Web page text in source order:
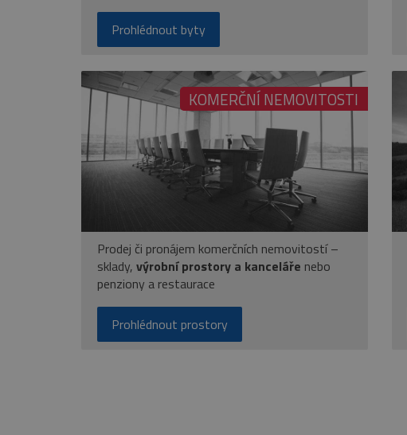
Prohlédnout byty
KOMERČNÍ NEMOVITOSTI
Prodej či pronájem komerčních nemovitostí –
sklady, výrobní prostory a kanceláře nebo
penziony a restaurace
Prohlédnout prostory